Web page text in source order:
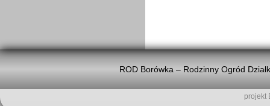
ROD Borówka – Rodzinny Ogród
projekt